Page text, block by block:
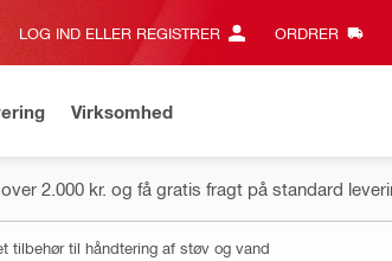
LOG IND ELLER REGISTRER ORDRER
Virksomhed
2.000 kr. og få gratis fragt på standard
tilbehør til håndtering af støv og vand